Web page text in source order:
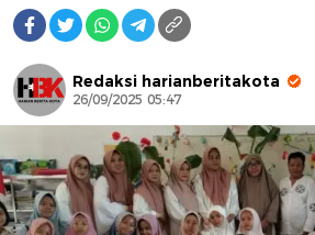
Redaksi harianberitakota
26/09/2025 05:47